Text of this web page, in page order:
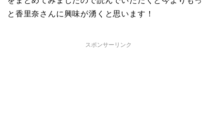
と香里奈さんに興味が湧くと思います！
スポンサーリンク